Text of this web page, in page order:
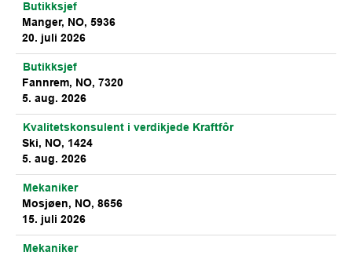
Butikksjef
Manger, NO, 5936
20. juli 2026
Butikksjef
Fannrem, NO, 7320
5. aug. 2026
Kvalitetskonsulent i verdikjede Kraftfôr
Ski, NO, 1424
5. aug. 2026
Mekaniker
Mosjøen, NO, 8656
15. juli 2026
Mekaniker